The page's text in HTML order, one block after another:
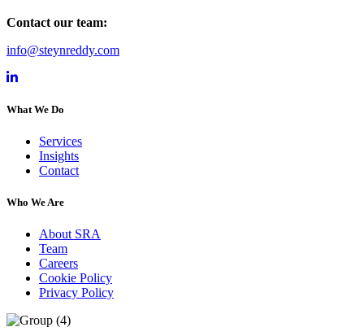
Contact our team:
info@steynreddy.com
Steyn Reddy Associates (SRA) LinkedIn
What We Do
Services
Insights
Contact
Who We Are
About SRA
Team
Careers
Cookie Policy
Privacy Policy